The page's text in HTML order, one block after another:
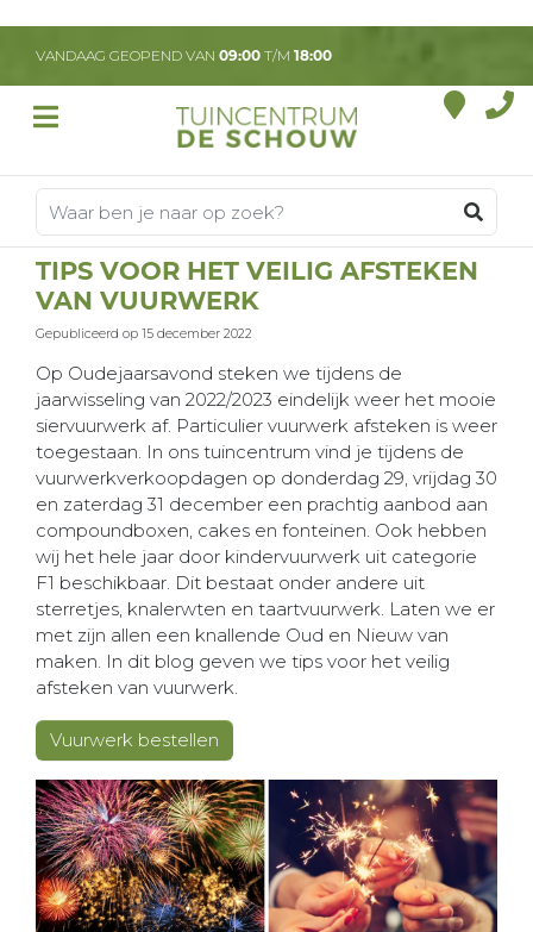
a
t
VANDAAG GEOPEND VAN 09:00 T/M 18:00
TIPS VOOR HET VEILIG AFSTEKEN
VAN VUURWERK
Gepubliceerd op 15 december 2022
Op Oudejaarsavond steken we tijdens de
jaarwisseling van 2022/2023 eindelijk weer het mooie
siervuurwerk af. Particulier vuurwerk afsteken is weer
toegestaan. In ons tuincentrum vind je tijdens de
vuurwerkverkoopdagen op donderdag 29, vrijdag 30
en zaterdag 31 december een prachtig aanbod aan
compoundboxen, cakes en fonteinen. Ook hebben
wij het hele jaar door kindervuurwerk uit categorie
F1 beschikbaar. Dit bestaat onder andere uit
sterretjes, knalerwten en taartvuurwerk. Laten we er
met zijn allen een knallende Oud en Nieuw van
maken. In dit blog geven we tips voor het veilig
afsteken van vuurwerk.
Vuurwerk bestellen